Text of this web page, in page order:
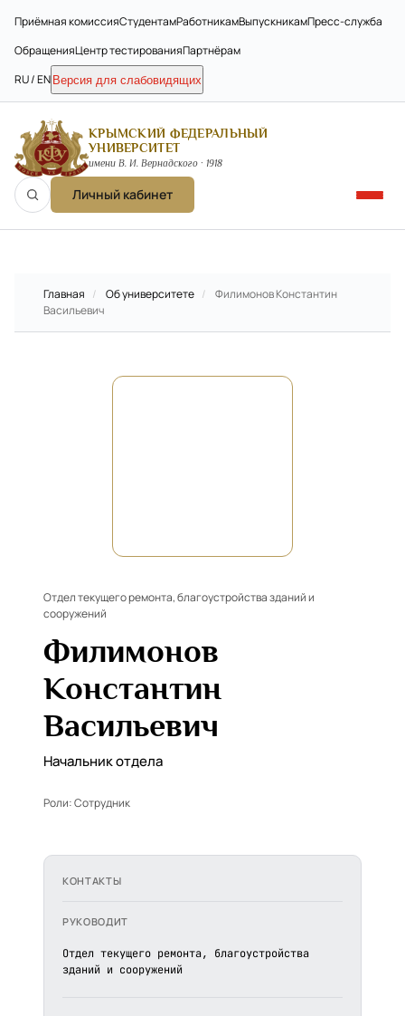
Приёмная комиссияСтудентамРаботникамВыпускникамПресс-служба
ОбращенияЦентр тестированияПартнёрам
RU / EN Версия для слабовидящих
КРЫМСКИЙ ФЕДЕРАЛЬНЫЙ
УНИВЕРСИТЕТ
имени В. И. Вернадского · 1918
Личный кабинет
Главная / Об университете /
Филимонов Константин
Васильевич
Отдел текущего ремонта, благоустройства зданий и
сооружений
Филимонов
Константин
Васильевич
Начальник отдела
Роли:Сотрудник
КОНТАКТЫ
РУКОВОДИТ
Отдел текущего ремонта, благоустройства
зданий и сооружений